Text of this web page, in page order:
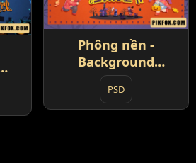
Phông nền -
Background
Halloween (6)
PSD